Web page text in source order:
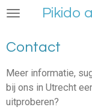
Ga
naar
hoofdinhoud
Pikido
Contact
Meer informatie,
bij ons in Utrecht
uitproberen?